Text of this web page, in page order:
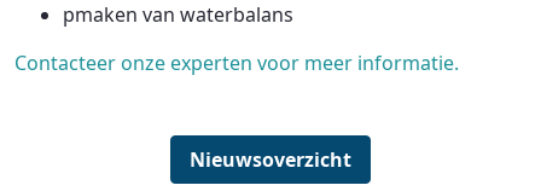
pmaken van waterbalans
Contacteer onze experten voor meer informatie.
Nieuwsoverzicht